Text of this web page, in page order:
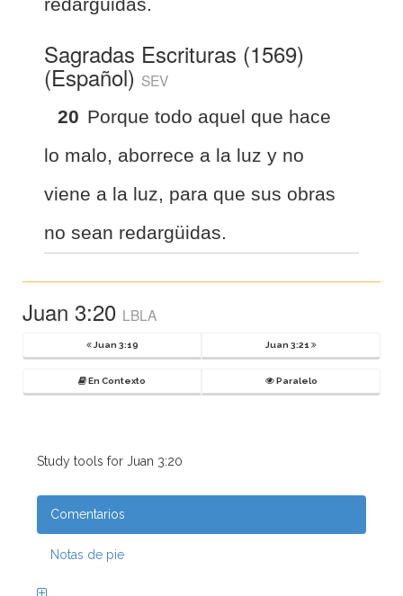
Sagradas Escrituras (1569)
(Español) SEV
20 Porque todo aquel que hace
lo malo, aborrece a la luz y no
viene a la luz, para que sus obras
no sean redargüidas.
Juan 3:20 LBLA
Juan 3:19 Juan 3:21
En Contexto Paralelo
Study tools for Juan 3:20
Comentarios
Notas de pie